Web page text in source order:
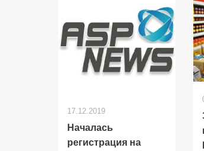
17.12.2019
Началась
регистрация на